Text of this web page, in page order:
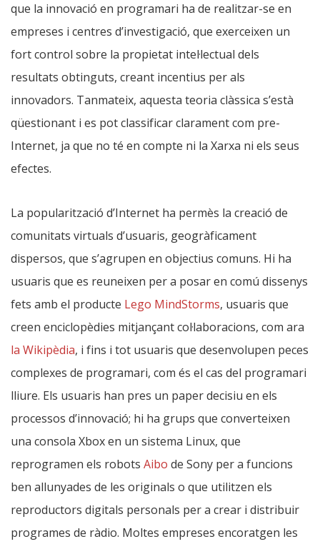
que la innovació en programari ha de realitzar-se en
empreses i centres d’investigació, que exerceixen un
fort control sobre la propietat intel·lectual dels
resultats obtinguts, creant incentius per als
innovadors. Tanmateix, aquesta teoria clàssica s’està
qüestionant i es pot classificar clarament com pre-
Internet, ja que no té en compte ni la Xarxa ni els seus
efectes.
La popularització d’Internet ha permès la creació de
comunitats virtuals d’usuaris, geogràficament
dispersos, que s’agrupen en objectius comuns. Hi ha
usuaris que es reuneixen per a posar en comú dissenys
fets amb el producte Lego MindStorms, usuaris que
creen enciclopèdies mitjançant col·laboracions, com ara
la Wikipèdia, i fins i tot usuaris que desenvolupen peces
complexes de programari, com és el cas del programari
lliure. Els usuaris han pres un paper decisiu en els
processos d’innovació; hi ha grups que converteixen
una consola Xbox en un sistema Linux, que
reprogramen els robots Aibo de Sony per a funcions
ben allunyades de les originals o que utilitzen els
reproductors digitals personals per a crear i distribuir
programes de ràdio. Moltes empreses encoratgen les